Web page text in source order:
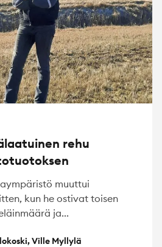
rehu
muuttui
kun he ostivat toisen
ja...
Ville Myllylä